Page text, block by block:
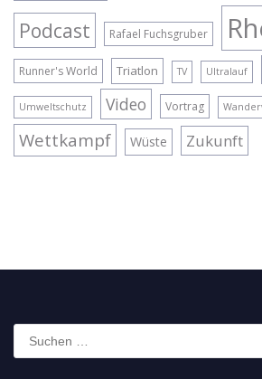
Podcast Rafael Fuchsgruber
Runner's World Triatlon TV Ultralauf
Umweltschutz Video Vortrag
Wettkampf Wüste Zukunft
Suchen
nach: